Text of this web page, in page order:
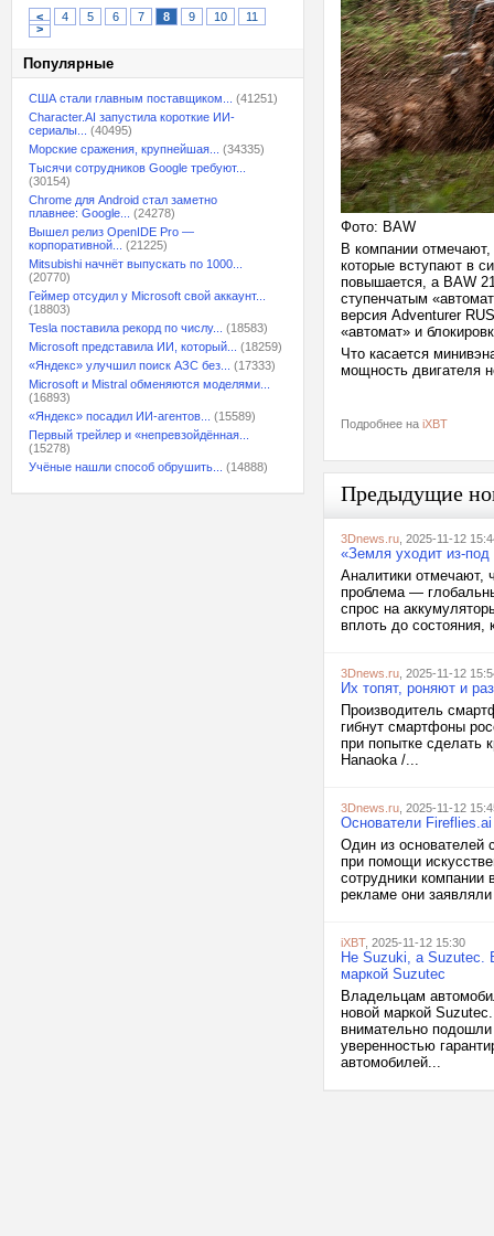
< 4 5 6 7 8 9 10
11
>
Популярные
США стали главным поставщиком...
(41251)
Character.AI запустила короткие ИИ-
сериалы...
(40495)
Морские сражения, крупнейшая...
(34335)
Тысячи сотрудников Google требуют...
(30154)
Chrome для Android стал заметно
плавнее: Google...
(24278)
Вышел релиз OpenIDE Pro —
корпоративной...
(21225)
Mitsubishi начнёт выпускать по 1000...
(20770)
Геймер отсудил у Microsoft свой аккаунт...
(18803)
Tesla поставила рекорд по числу...
(18583)
Microsoft представила ИИ, который...
(18259)
«Яндекс» улучшил поиск АЗС без...
(17333)
Microsoft и Mistral обменяются моделями...
(16893)
«Яндекс» посадил ИИ-агентов...
(15589)
Первый трейлер и «непревзойдённая...
(15278)
Учёные нашли способ обрушить...
(14888)
Фото: BAW
В компании
которые вступают в
повышается, а BAW
ступенчатым
версия Adventurer
«автомат» и
Что касается
мощность двигателя
Подробнее на iXBT
Предыдущие
3Dnews.ru , 2025-11-12
«Земля уходит из-под
Аналитики отмечают,
проблема —
спрос на
вплоть до состояния,
3Dnews.ru , 2025-11-12
Их топят, роняют и
Производитель
гибнут смартфоны
при попытке сделать
Hanaoka /...
3Dnews.ru , 2025-11-12
Основатели
Один из основателей
при помощи
сотрудники
рекламе они
iXBT, 2025-11-12 15:30
Не Suzuki, а Suzutec.
маркой Suzutec
Владельцам
новой маркой
внимательно
уверенностью
автомобилей...